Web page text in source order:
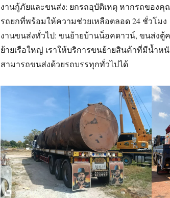
งานกู้ภัยและขนส่ง: ยกรถอุบัติเหตุ หากรถของคุ
รถยกที่พร้อมให้ความช่วยเหลือตลอด 24 ชั่วโมง
งานขนส่งทั่วไป: ขนย้ายบ้านน็อคดาวน์, ขนส่งตู้
ย้ายเรือใหญ่ เราให้บริการขนย้ายสินค้าที่มีน้ำ
สามารถขนส่งด้วยรถบรรทุกทั่วไปได้